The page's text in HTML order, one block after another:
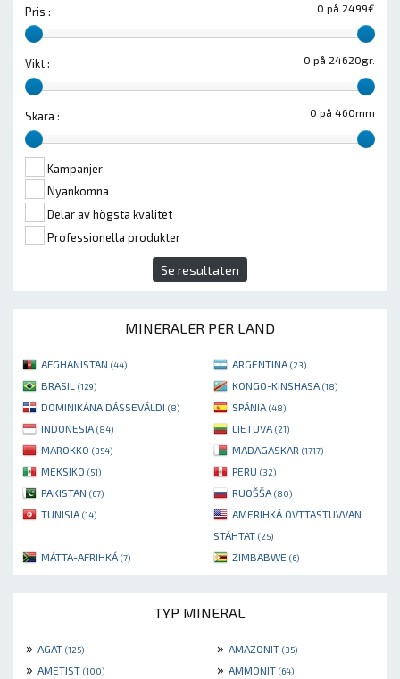
0 på 2499€
Pris :
0 på 24620gr.
Vikt :
0 på 460mm
Skära :
Kampanjer
Nyankomna
Delar av högsta kvalitet
Professionella produkter
Se resultaten
MINERALER PER LAND
AFGHANISTAN (44) ARGENTINA (23)
BRASIL (129) KONGO-KINSHASA (18)
DOMINIKÁNA DÁSSEVÁLDI (8) SPÁNIA (48)
INDONESIA (84) LIETUVA (21)
MAROKKO (354) MADAGASKAR (1717)
MEKSIKO (51) PERU (32)
PAKISTAN (67) RUOŠŠA (80)
TUNISIA (14)
AMERIHKÁ OVTTASTUVVAN
STÁHTAT (25)
MÁTTA-AFRIHKÁ (7) ZIMBABWE (6)
TYP MINERAL
» AGAT (125) » AMAZONIT (35)
» AMETIST (100) » AMMONIT (64)